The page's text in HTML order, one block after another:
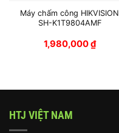
Máy chấm công HIKVISION
SH-K1T9804AMF
1,980,000₫
HTJ VIỆT NAM